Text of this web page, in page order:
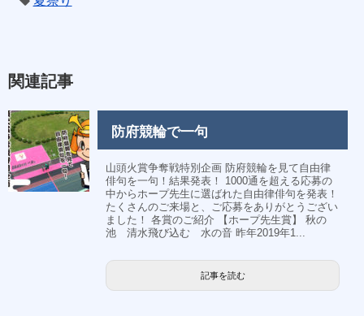
関連記事
防府競輪で一句
山頭火賞争奪戦特別企画 防府競輪を見て自由律
俳句を一句！結果発表！ 1000通を超える応募の
中からホープ先生に選ばれた自由律俳句を発表！
たくさんのご来場と、ご応募をありがとうござい
ました！ 各賞のご紹介 【ホープ先生賞】 秋の
池 清水飛び込む 水の音 昨年2019年1...
記事を読む